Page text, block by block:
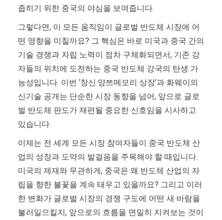
좁히기 위한 중국의 야심을 보여줍니다.
그렇다면, 이 모든 움직임이 글로벌 반도체 시장에 어
떤 영향을 미칠까요? 그 핵심은 바로 미국과 중국 간의
기술 경쟁과 자립 노력이 점차 구체화되면서, 기존 강
자들의 위치에 도전하는 중국 반도체 강국의 탄생 가
능성입니다. 이번 ‘창신·양쯔메모리 상장’과 화웨이의
신기술 공개는 단순한 시장 동향을 넘어, 앞으로 글로
벌 반도체 판도가 재편될 중요한 신호임을 시사하고
있습니다.
이제는 전 세계 모든 시장 참여자들이 중국 반도체 산
업의 성장과 도약의 발걸음을 주목해야 할 때입니다.
미국의 제재와 무관하게, 중국은 왜 반도체 산업의 자
립을 향한 불꽃을 계속 태우고 있을까요? 그리고 이러
한 변화가 글로벌 시장의 경쟁 구도에 어떤 새 바람을
불러일으킬지, 앞으로의 흐름을 면밀히 지켜보는 것이